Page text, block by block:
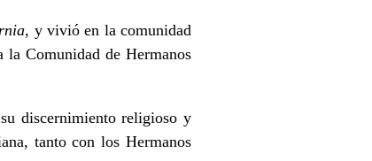
, y vivió en la comunidad
la Comunidad de Hermanos
discernimiento religioso y
tanto con los Hermanos